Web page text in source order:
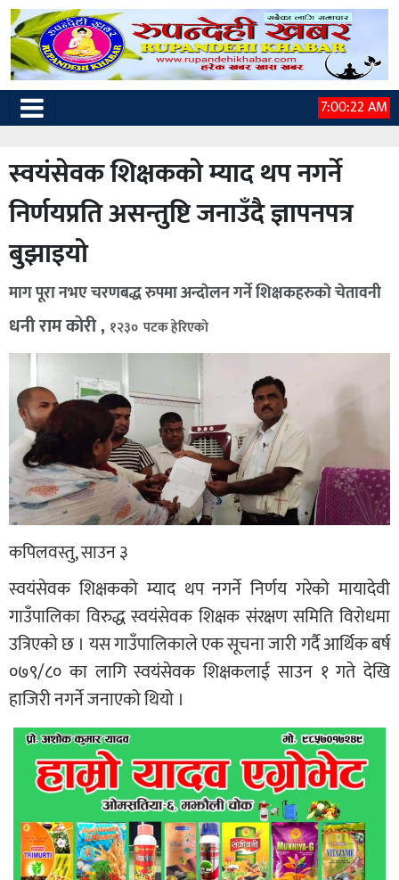
7:00:23 AM
स्वयंसेवक शिक्षकको म्याद थप नगर्ने
निर्णयप्रति असन्तुष्टि जनाउँदै ज्ञापनपत्र
बुझाइयो
माग पूरा नभए चरणबद्ध रुपमा अन्दाेलन गर्ने शिक्षकहरुकाे चेतावनी
धनी राम काेरी , १२३० पटक हेरिएको
कपिलवस्तु, साउन ३
स्वयंसेवक शिक्षकको म्याद थप नगर्ने निर्णय गरेको मायादेवी
गाउँपालिका विरुद्ध स्वयंसेवक शिक्षक संरक्षण समिति विरोधमा
उत्रिएकाे छ । यस गाउँपालिकाले एक सूचना जारी गर्दै आर्थिक बर्ष
०७९/८० का लागि स्वयंसेवक शिक्षकलाई साउन १ गते देखि
हाजिरी नगर्ने जनाएको थियो ।